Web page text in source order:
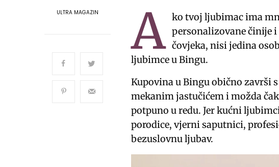
ULTRA MAGAZIN A ko tvoj ljubimac ima
personalizovane činije
čovjeka, nisi jedina
ljubimce u Bingu.
Kupovina u Bingu obično završi
mekanim jastučićem i možda
potpuno u redu. Jer kućni
porodice, vjerni saputnici,
bezuslovnu ljubav.